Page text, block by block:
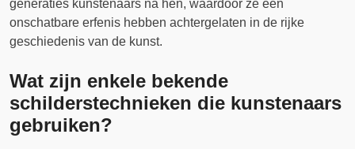
generaties kunstenaars na hen, waardoor ze een
onschatbare erfenis hebben achtergelaten in de rijke
geschiedenis van de kunst.
Wat zijn enkele bekende
schilderstechnieken die kunstenaars
gebruiken?